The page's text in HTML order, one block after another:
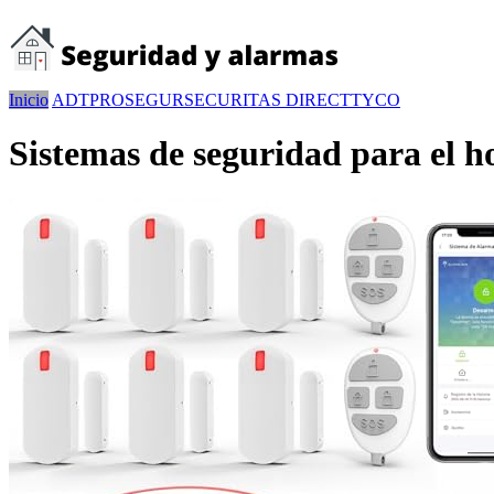
Inicio ADTPROSEGURSECURITAS DIRECTTYCO
Sistemas de seguridad para el